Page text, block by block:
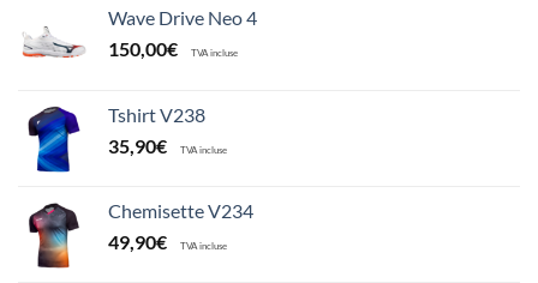
Wave Drive Neo 4
150,00€ TVA incluse
Tshirt V238
35,90€ TVA incluse
Chemisette V234
49,90€ TVA incluse